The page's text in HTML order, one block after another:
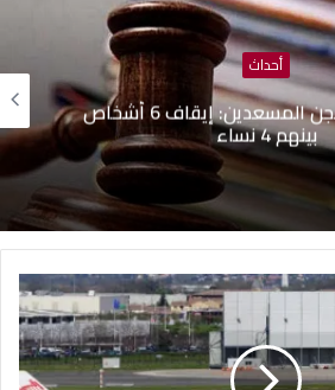
أحداث
إشاعة حريق سجن المسعدين: ‬إيقاف 6 أشخاص
بينهم 4 نساء